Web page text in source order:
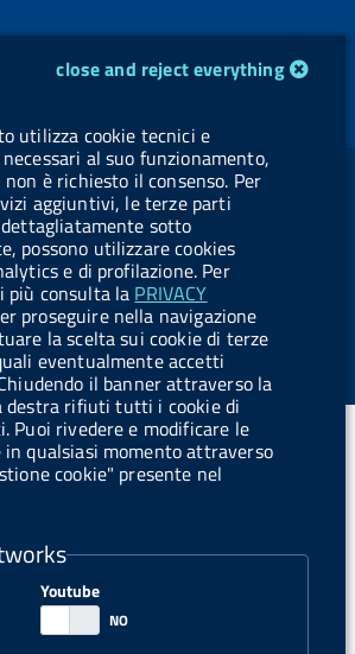
module
close and reject everything
utilizza cookie tecnici e
al suo funzionamento,
è richiesto il consenso. Per
aggiuntivi, le terze parti
sotto
possono utilizzare cookies
e di profilazione. Per
più consulta la PRIVACY
proseguire nella navigazione
la scelta sui cookie di terze
eventualmente accetti
il banner attraverso la
destra rifiuti tutti i cookie di
Puoi rivedere e modificare le
qualsiasi momento attraverso
cookie" presente nel
Youtube
t
e
k
i
n